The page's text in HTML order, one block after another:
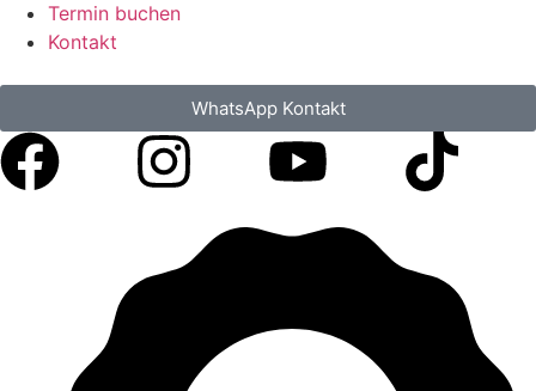
Termin buchen
Kontakt
WhatsApp Kontakt